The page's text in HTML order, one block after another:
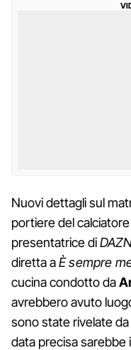
Nuovi dettagli sul
portiere del
presentatrice di
diretta aÈ sempre
cucina condotto da
avrebbero avuto
sono state rivelate da
data precisa